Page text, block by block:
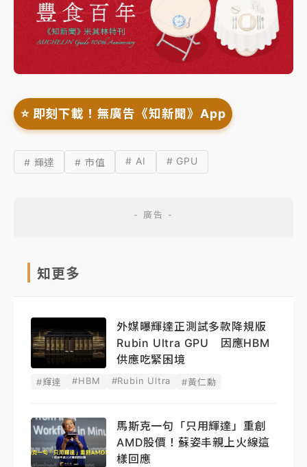
⭐️ 即刻下載！無廣告《知新聞》App
# 輝達 # 市值 # AI # GPU
知更多
外媒曝輝達正測試多款降規版
Rubin Ultra GPU 因應HBM
供應吃緊困境
#輝達 #HBM #Rubin Ultra #黃仁勳
馬斯克一句「只用輝達」重創
AMD股價！蘇姿丰親上火線這
樣回應